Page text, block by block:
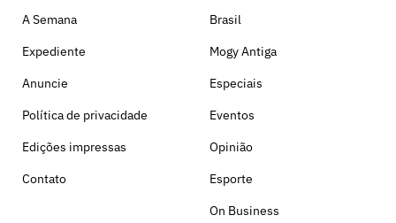
A Semana
Expediente
Anuncie
Política de privacidade
Edições impressas
Contato
Brasil
Mogy Antiga
Especiais
Eventos
Opinião
Esporte
On Business